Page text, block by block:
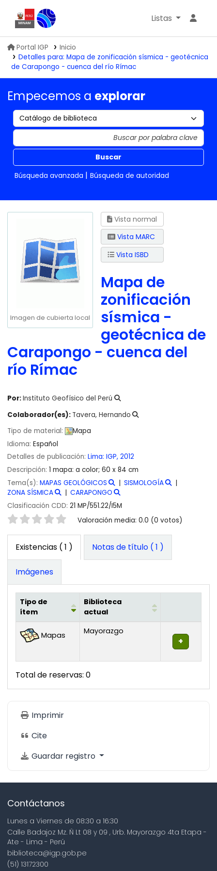
Biblioteca IGP
Listas
Portal IGP
Inicio
Detalles para: Mapa de zonificación sísmica - geotécnica
de Carapongo - cuenca del río Rímac
Empecemos a explorar
Buscar
Búsqueda avanzada
Búsqueda de autoridad
Imagen de cubierta local
Vista normal
Vista MARC
Vista ISBD
Mapa de
zonificación
sísmica -
geotécnica de
Carapongo - cuenca del
río Rímac
Por:Instituto Geofísico del Perú
Colaborador(es): Tavera, Hernando
Tipo de material:
Mapa
Idioma: Español
Detalles de publicación: Lima: IGP, 2012
Descripción: 1 mapa: a color; 60 x 84 cm
Tema(s): MAPAS GEOLÓGICOS
SISMOLOGÍA
ZONA SÍSMICA
CARAPONGO
Clasificación CDD: 21 MP/551.22/I5M
Valoración Valoración media: 0.0 (0 votos)
Existencias ( 1 ) Notas de título ( 1 )
Imágenes
Existencias
Tipo de
ítem
Biblioteca
actual
Mapas Mayorazgo
Total de reservas: 0
Imprimir
Cite
Guardar registro
Contáctanos
Lunes a Viernes de 08:30 a 16:30
Calle Badajoz Mz. Ñ Lt 08 y 09 , Urb. Mayorazgo 4ta Etapa -
Ate - Lima - Perú
biblioteca@igp.gob.pe
(51) 13172300